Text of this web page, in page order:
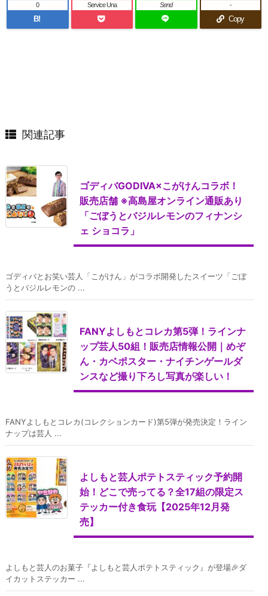
B!
0 Service Una Send
Copy
-
関連記事
ゴディバGODIVA×こがけんコラボ！
販売店舗 ※高島屋オンライン通販あり
「ごぼうとバジルレモンのフィナンシ
ェ ショコラ」
ゴディバとお笑い芸人「こがけん」がコラボ開発したスイーツ「ごぼ
うとバジルレモンの ...
FANYよしもとコレカ第5弾！ラインナ
ップ芸人50組！販売店情報公開｜めぞ
ん・カベポスター・ナイチンゲールダ
ンスなど撮り下ろし写真が楽しい！
FANYよしもとコレカ(コレクションカード)第5弾が発売決定！ライン
ナップは芸人 ...
よしもと芸人ポテトスティック予約開
始！どこで売ってる？全17組の限定ス
テッカー付き食玩【2025年12月発
売】
よしもと芸人のお菓子『よしもと芸人ポテトスティック』が登場🎉ダ
イカットステッカー ...